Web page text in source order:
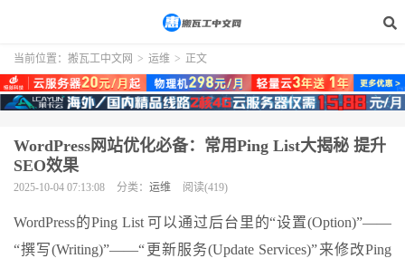
当前位置： 搬瓦工中文网 > 运维 > 正文
WordPress网站优化必备：常用Ping List大揭秘 提升
SEO效果
2025-10-04 07:13:08 分类： 运维 阅读(419)
WordPress的Ping List 可以通过后台里的“设置(Option)”——
“撰写(Writing)”——“更新服务(Update Services)”来修改Ping